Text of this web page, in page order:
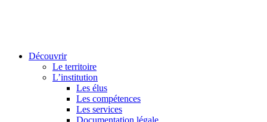
Découvrir
Le territoire
L’institution
Les élus
Les compétences
Les services
Documentation légale